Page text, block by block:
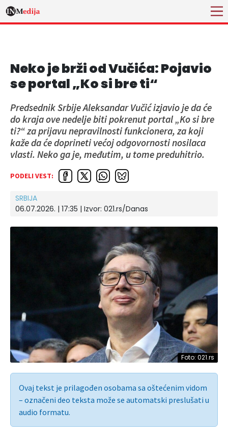
Neko je brži od Vučića: Pojavio
se portal „Ko si bre ti“
Predsednik Srbije Aleksandar Vučić izjavio je da će
do kraja ove nedelje biti pokrenut portal „Ko si bre
ti?“ za prijavu nepravilnosti funkcionera, za koji
kaže da će doprineti većoj odgovornosti nosilaca
vlasti. Neko ga je, međutim, u tome preduhitrio.
PODELI VEST:
SRBIJA
06.07.2026. | 17:35 | Izvor: 021.rs/Danas
Foto: 021.rs
Ovaj tekst je prilagođen osobama sa oštećenim vidom
– označeni deo teksta može se automatski preslušati u
audio formatu.